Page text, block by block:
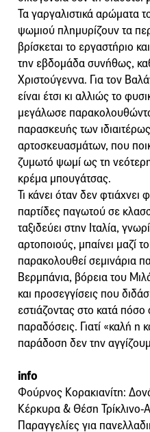
Τα γαργαλιστικά αρώματα
ψωμιού πλημυρίζουν τα
βρίσκεται το εργαστήριο
την εβδομάδα συνήθως,
Χριστούγεννα. Για τον
είναι έτσι κι αλλιώς το
μεγάλωσε
παρασκευής των
αρτοσκευασμάτων, που
ζυμωτό ψωμί ως τη
κρέμα μπουγάτσας.
Τι κάνει όταν δεν φτιάχνει
παρτίδες παγωτού σε
ταξιδεύει στην Ιταλία,
αρτοποιούς, μπαίνει μαζί
παρακολουθεί σεμινάρια
Βερμπάνια, βόρεια του
και προσεγγίσεις που
εστιάζοντας στο κατά πόσο
παραδόσεις. Γιατί «καλή η
παράδοση δεν την
info
Φούρνος Κορακιανίτη:
Κέρκυρα & Θέση
Παραγγελίες για